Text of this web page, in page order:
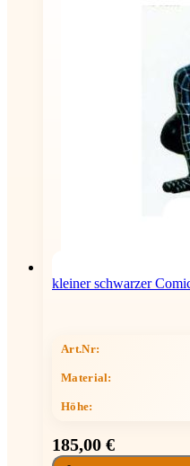
kleiner schwarzer
Art.Nr:
Material:
Höhe:
185,00 €